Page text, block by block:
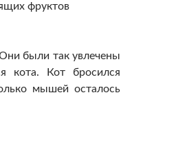
фруктов
были так увлечены
кота. Кот бросился
мышей осталось